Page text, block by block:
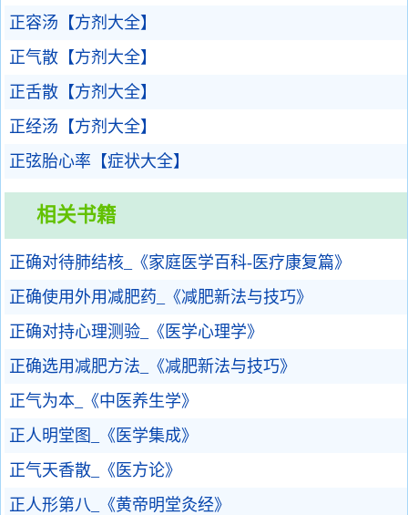
正容汤【方剂大全】
正气散【方剂大全】
正舌散【方剂大全】
正经汤【方剂大全】
正弦胎心率【症状大全】
相关书籍
正确对待肺结核_《家庭医学百科-医疗康复篇》
正确使用外用减肥药_《减肥新法与技巧》
正确对持心理测验_《医学心理学》
正确选用减肥方法_《减肥新法与技巧》
正气为本_《中医养生学》
正人明堂图_《医学集成》
正气天香散_《医方论》
正人形第八_《黄帝明堂灸经》